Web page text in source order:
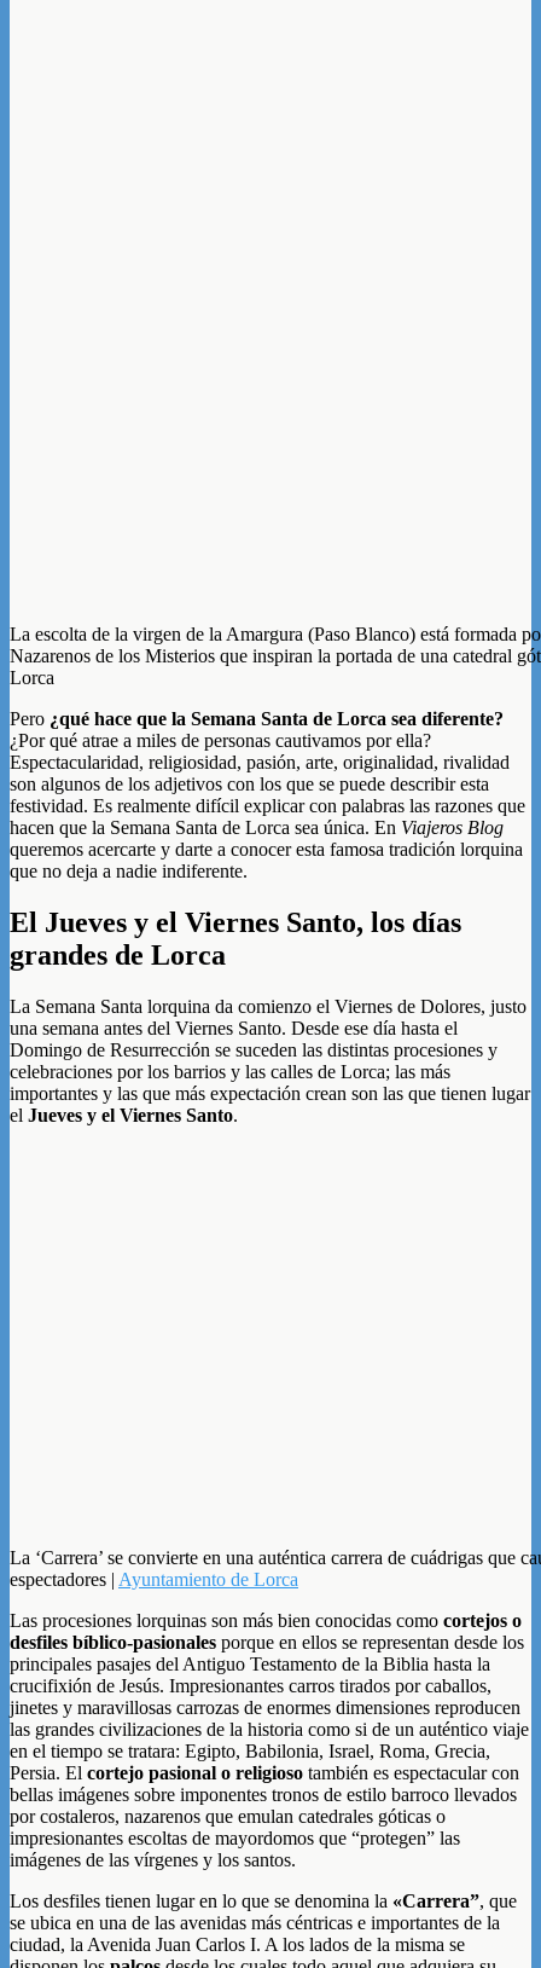
La escolta de la virgen de la Amargura (Paso Blanco) está formada
Nazarenos de los Misterios que inspiran la portada de una catedral
Lorca
Pero ¿qué hace que la Semana Santa de Lorca sea diferente?
¿Por qué atrae a miles de personas cautivamos por ella?
Espectacularidad, religiosidad, pasión, arte, originalidad, rivalidad
son algunos de los adjetivos con los que se puede describir esta
festividad. Es realmente difícil explicar con palabras las razones que
hacen que la Semana Santa de Lorca sea única. En Viajeros Blog
queremos acercarte y darte a conocer esta famosa tradición lorquina
que no deja a nadie indiferente.
El Jueves y el Viernes Santo, los días
grandes de Lorca
La Semana Santa lorquina da comienzo el Viernes de Dolores, justo
una semana antes del Viernes Santo. Desde ese día hasta el
Domingo de Resurrección se suceden las distintas procesiones y
celebraciones por los barrios y las calles de Lorca; las más
importantes y las que más expectación crean son las que tienen lugar
el Jueves y el Viernes Santo.
La ‘Carrera’ se convierte en una auténtica carrera de cuádrigas que
espectadores | Ayuntamiento de Lorca
Las procesiones lorquinas son más bien conocidas como cortejos o
desfiles bíblico-pasionales porque en ellos se representan desde los
principales pasajes del Antiguo Testamento de la Biblia hasta la
crucifixión de Jesús. Impresionantes carros tirados por caballos,
jinetes y maravillosas carrozas de enormes dimensiones reproducen
las grandes civilizaciones de la historia como si de un auténtico viaje
en el tiempo se tratara: Egipto, Babilonia, Israel, Roma, Grecia,
Persia. El cortejo pasional o religioso también es espectacular con
bellas imágenes sobre imponentes tronos de estilo barroco llevados
por costaleros, nazarenos que emulan catedrales góticas o
impresionantes escoltas de mayordomos que “protegen” las
imágenes de las vírgenes y los santos.
Los desfiles tienen lugar en lo que se denomina la «Carrera”, que
se ubica en una de las avenidas más céntricas e importantes de la
ciudad, la Avenida Juan Carlos I. A los lados de la misma se